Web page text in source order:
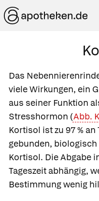
Das
viele Wirkungen, ein
aus seiner Funktion
Stresshormon (Abb.
Kortisol ist zu 97 %
gebunden,
Kortisol. Die Abgabe
Tageszeit abhängig,
Bestimmung wenig